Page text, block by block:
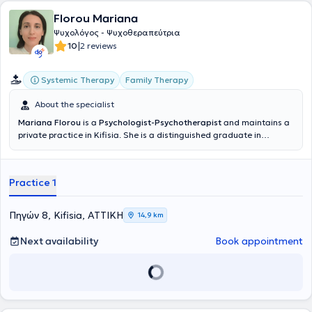
Florou Mariana
Ψυχολόγος - Ψυχοθεραπεύτρια
10|2 reviews
Systemic Therapy Family Therapy
About the specialist
Mariana Florou is a Psychologist-Psychotherapist and maintains a
private practice in Kifisia. She is a distinguished graduate in
2019). Additionally, she is a distinguished graduate in Sociology
year enriched systemic SANE model at the Institute of Education
and Research in Systemic Psychotherapy - Logo Psychis, obtaining a
diploma in psychotherapy recognized by the European Association
for Psychotherapy (EAP). At the same institute, she has also
completed a one-year training program in couples therapy. She
regularly receives supervision and has undergone over ten years of
psychiatric clinic of the 414 Military Hospital as a prerequisite for
Practice 1
Πηγών 8, Kifisia, ΑΤΤΙΚΗ 14,9 km
Next availability Book appointment